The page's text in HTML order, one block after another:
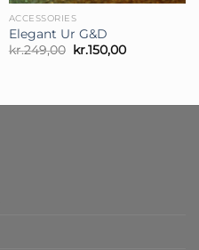
ACCESSORIES
Elegant Ur G&D
kr.249,00 Den
oprindelige
kr.150,00Den